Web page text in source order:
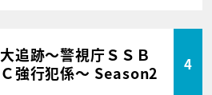
大追跡～警視庁ＳＳＢ
Ｃ強行犯係～ Season2
4